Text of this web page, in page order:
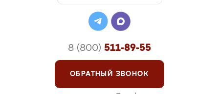
8 (800) 511-89-55
ОБРАТНЫЙ ЗВОНОК